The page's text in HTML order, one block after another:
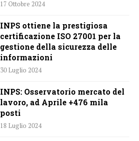
17 Ottobre 2024
INPS ottiene la prestigiosa
certificazione ISO 27001 per la
gestione della sicurezza delle
informazioni
30 Luglio 2024
INPS: Osservatorio mercato del
lavoro, ad Aprile +476 mila
posti
18 Luglio 2024